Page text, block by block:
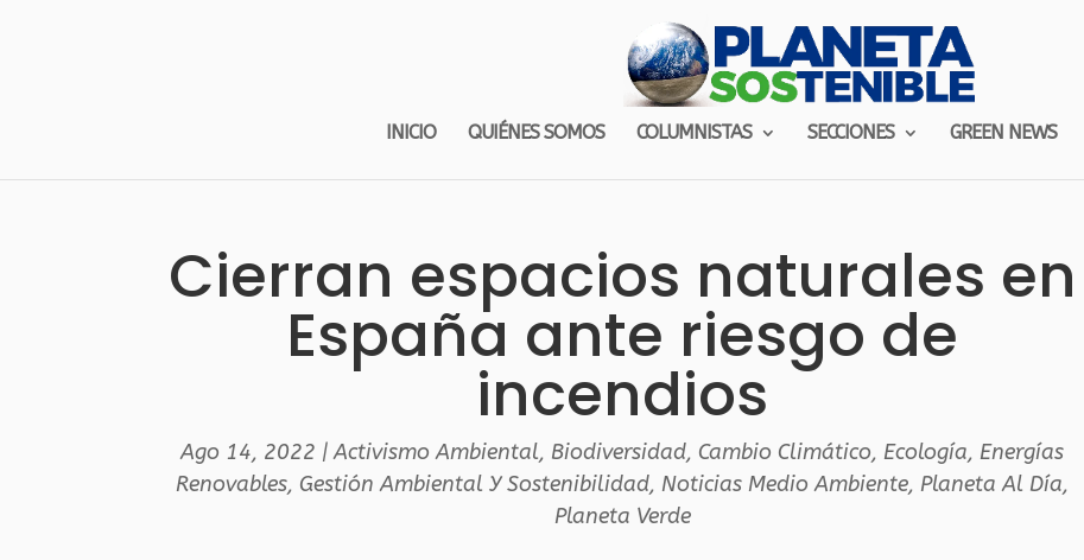
INICIO QUIÉNES SOMOS COLUMNISTAS SECCIONES GREEN NEWS
Cierran espacios naturales en
España ante riesgo de
incendios
Ago 14, 2022 |Activismo Ambiental, Biodiversidad, Cambio Climático,Ecología,Energías
Renovables, Gestión Ambiental Y Sostenibilidad,Noticias Medio Ambiente,Planeta Al Día,
Planeta Verde